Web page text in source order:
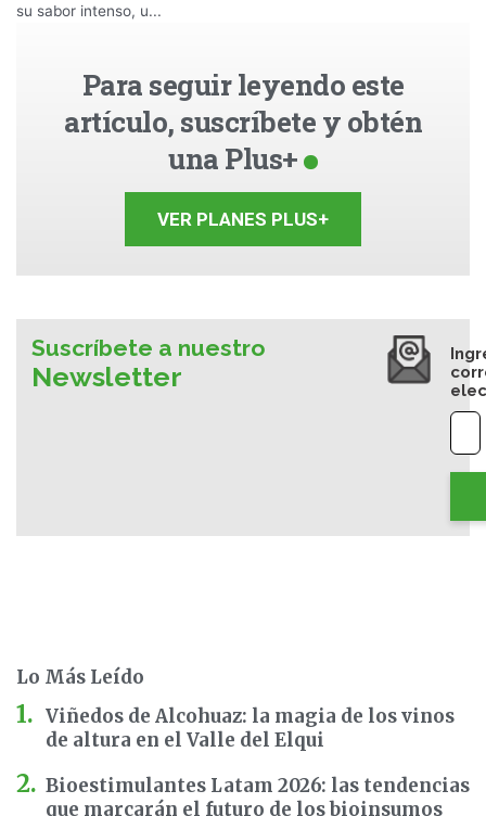
su sabor intenso, u...
Para seguir leyendo este
artículo, suscríbete y obtén
una Plus+
VER PLANES PLUS+
Suscríbete a nuestro
Newsletter
Lo Más Leído
Viñedos de Alcohuaz: la magia de los vinos
de altura en el Valle del Elqui
Bioestimulantes Latam 2026: las tendencias
que marcarán el futuro de los bioinsumos